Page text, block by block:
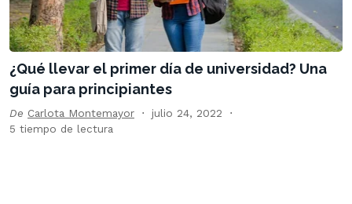
¿Qué llevar el primer día de universidad? Una
guía para principiantes
De Carlota Montemayor
julio 24, 2022
5 tiempo de lectura